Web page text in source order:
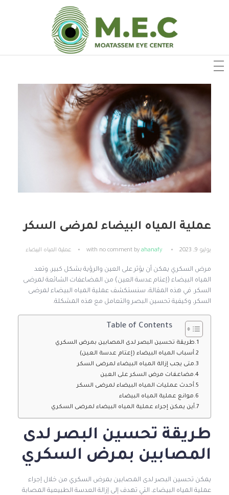
عملية المياه البيضاء لمرضى السكر
يوليو 9, 2023 by ahanafy
with no comment عملية المياه البيضاء
مرض السكري يمكن أن يؤثر على العين والرؤية بشكل كبير، وتعد
المياه البيضاء (إعتام عدسة العين) من المضاعفات الشائعة لمرضى
السكر. في هذه المقالة، سنستكشف عملية المياه البيضاء لمرضى
السكر، وكيفية تحسين البصر والتعامل مع هذه المشكلة.
Table of Contents
طريقة تحسين البصر لدى المصابين بمرض السكري
أسباب المياه البيضاء (إعتام عدسة العين)
متى يجب إزالة المياه البيضاء لمرضى السكر
مضاعفات مرض السكر على العين
أحدث عمليات المياه البيضاء لمرضى السكر
موانع عملية المياه البيضاء
أين يمكن إجراء عملية المياه البيضاء لمرضى السكري
طريقة تحسين البصر لدى
المصابين بمرض السكري
يمكن تحسين البصر لدى المصابين بمرض السكري من خلال إجراء
عملية المياه البيضاء، التي تهدف إلى إزالة العدسة الطبيعية المصابة